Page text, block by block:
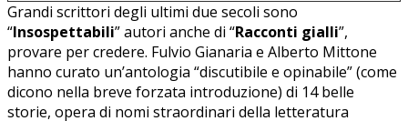
Grandi scrittori degli ultimi due secoli sono
“Insospettabili” autori anche di “Racconti gialli”,
provare per credere. Fulvio Gianaria e Alberto Mittone
hanno curato un’antologia “discutibile e opinabile” (come
dicono nella breve forzata introduzione) di 14 belle
storie, opera di nomi straordinari della letteratura